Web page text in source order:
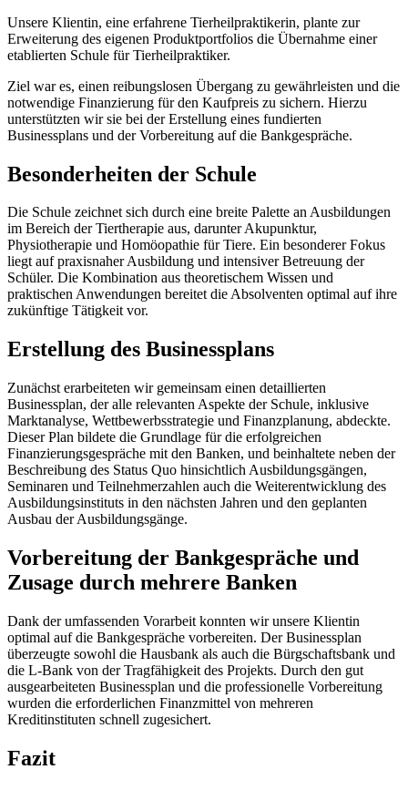
Unsere Klientin, eine erfahrene Tierheilpraktikerin, plante zur
Erweiterung des eigenen Produktportfolios die Übernahme einer
etablierten Schule für Tierheilpraktiker.
Ziel war es, einen reibungslosen Übergang zu gewährleisten und die
notwendige Finanzierung für den Kaufpreis zu sichern. Hierzu
unterstützten wir sie bei der Erstellung eines fundierten
Businessplans und der Vorbereitung auf die Bankgespräche.
Besonderheiten der Schule
Die Schule zeichnet sich durch eine breite Palette an Ausbildungen
im Bereich der Tiertherapie aus, darunter Akupunktur,
Physiotherapie und Homöopathie für Tiere. Ein besonderer Fokus
liegt auf praxisnaher Ausbildung und intensiver Betreuung der
Schüler. Die Kombination aus theoretischem Wissen und
praktischen Anwendungen bereitet die Absolventen optimal auf ihre
zukünftige Tätigkeit vor.
Erstellung des Businessplans
Zunächst erarbeiteten wir gemeinsam einen detaillierten
Businessplan, der alle relevanten Aspekte der Schule, inklusive
Marktanalyse, Wettbewerbsstrategie und Finanzplanung, abdeckte.
Dieser Plan bildete die Grundlage für die erfolgreichen
Finanzierungsgespräche mit den Banken, und beinhaltete neben der
Beschreibung des Status Quo hinsichtlich Ausbildungsgängen,
Seminaren und Teilnehmerzahlen auch die Weiterentwicklung des
Ausbildungsinstituts in den nächsten Jahren und den geplanten
Ausbau der Ausbildungsgänge.
Vorbereitung der Bankgespräche und
Zusage durch mehrere Banken
Dank der umfassenden Vorarbeit konnten wir unsere Klientin
optimal auf die Bankgespräche vorbereiten. Der Businessplan
überzeugte sowohl die Hausbank als auch die Bürgschaftsbank und
die L-Bank von der Tragfähigkeit des Projekts. Durch den gut
ausgearbeiteten Businessplan und die professionelle Vorbereitung
wurden die erforderlichen Finanzmittel von mehreren
Kreditinstituten schnell zugesichert.
Fazit